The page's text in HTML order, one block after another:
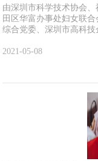
由深圳市科学技术协会
田区华富办事处妇女联
综合党委、深圳市高科
2021-05-08